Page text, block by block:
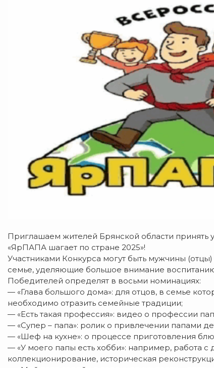
Приглашаем жителей Брянской области принять
«ЯрПАПА шагает по стране 2025»!
Участниками Конкурса могут быть мужчины
семье, уделяющие большое внимание
Победителей определят в восьми номинациях:
— «Глава большого дома»: для отцов, в семье
необходимо отразить семейные традиции;
— «Есть такая профессия»: видео о профессии
— «Супер – папа»: ролик о привлечении папами
— «Шеф на кухне»: о процессе приготовления
— «У моего папы есть хобби»: например, работа
коллекционирование, историческая